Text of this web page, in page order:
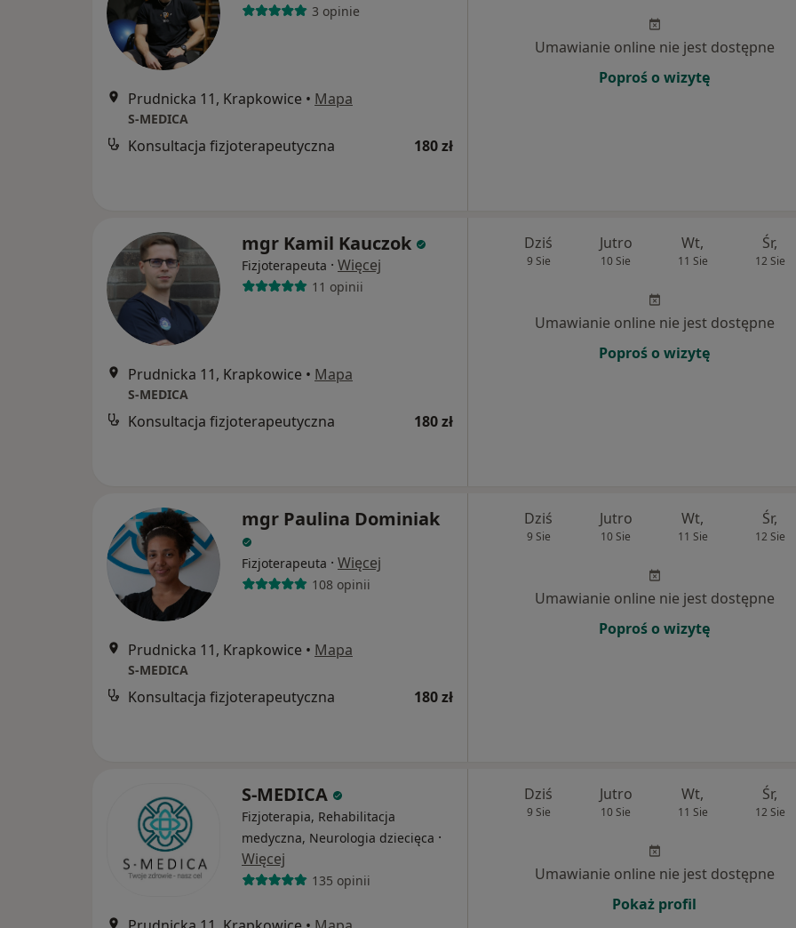
3 opinie
Prudnicka 11, Krapkowice • Mapa
S-MEDICA
Konsultacja fizjoterapeutyczna 180 zł
Umawianie online nie jest dostępne
Poproś o wizytę
mgr Kamil Kauczok
Fizjoterapeuta · Więcej
11 opinii
Prudnicka 11, Krapkowice • Mapa
S-MEDICA
Konsultacja fizjoterapeutyczna 180 zł
Dziś
9 Sie
Jutro
10 Sie
Wt,
11 Sie
Śr,
12 Sie
Umawianie online nie jest dostępne
Poproś o wizytę
mgr Paulina Dominiak
Fizjoterapeuta · Więcej
108 opinii
Prudnicka 11, Krapkowice • Mapa
S-MEDICA
Konsultacja fizjoterapeutyczna 180 zł
Dziś
9 Sie
Jutro
10 Sie
Wt,
11 Sie
Śr,
12 Sie
Umawianie online nie jest dostępne
Poproś o wizytę
S-MEDICA
Fizjoterapia, Rehabilitacja
medyczna, Neurologia dziecięca ·
Więcej
135 opinii
Dziś
9 Sie
Jutro
10 Sie
Wt,
11 Sie
Śr,
12 Sie
Umawianie online nie jest dostępne
Pokaż profil